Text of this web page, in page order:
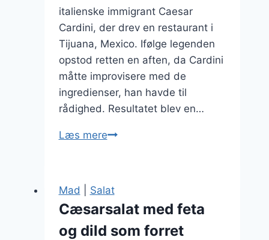
italienske immigrant Caesar
Cardini, der drev en restaurant i
Tijuana, Mexico. Ifølge legenden
opstod retten en aften, da Cardini
måtte improvisere med de
ingredienser, han havde til
rådighed. Resultatet blev en…
Læs mereCæsarsalat
og
lækker
Mad Salat
Cæsarsalat med feta
og dild som forret